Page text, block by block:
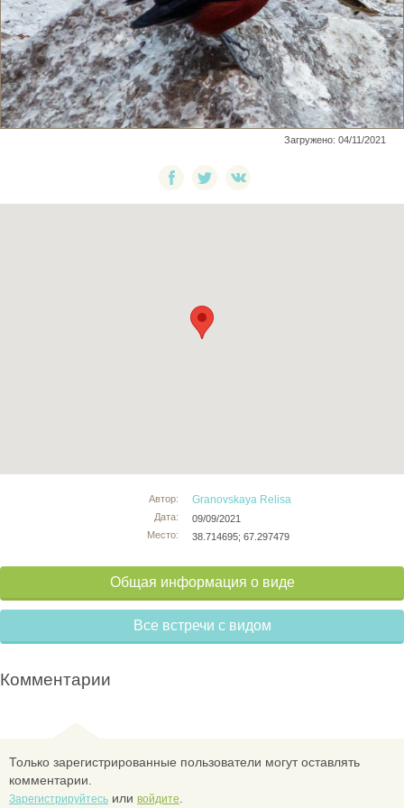
Загружено: 04/11/2021
Автор:
Дата:
Место:
Granovskaya Relisa
09/09/2021
38.714695; 67.297479
Общая информация о виде
Все встречи с видом
Комментарии
Только зарегистрированные пользователи могут оставлять
комментарии.
Зарегистрируйтесь или войдите